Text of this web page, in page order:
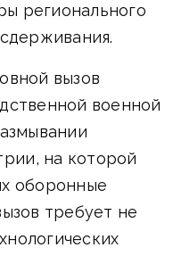
регионального
вызов
военной
на которой
оборонные
требует не